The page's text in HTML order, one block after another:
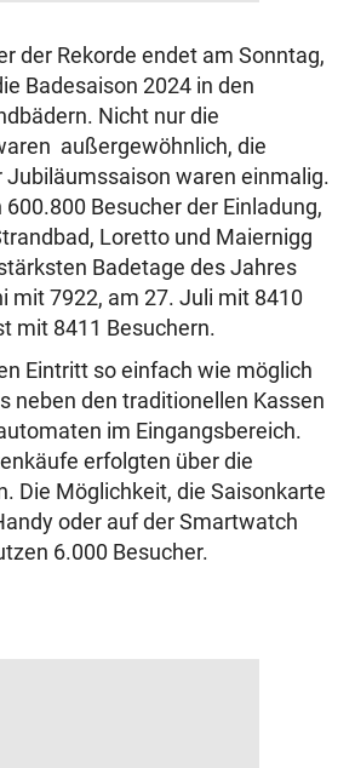
der Rekorde endet am Sonntag,
Badesaison 2024 in den
Nicht nur die
außergewöhnlich, die
Jubiläumssaison waren einmalig.
Besucher der Einladung,
Loretto und Maiernigg
Badetage des Jahres
mit 7922, am 27. Juli mit 8410
mit 8411 Besuchern.
Eintritt so einfach wie möglich
neben den traditionellen Kassen
im Eingangsbereich.
erfolgten über die
Die Möglichkeit, die Saisonkarte
oder auf der Smartwatch
6.000 Besucher.